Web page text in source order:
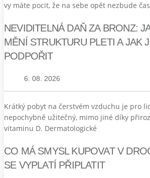
vy máte pocit, že na sebe opět nezbude
NEVIDITELNÁ DAŇ ZA BRONZ:
MĚNÍ STRUKTURU PLETI A JAK
PODPOŘIT
6. 08. 2026
Krátký pobyt na čerstvém vzduchu je pro
nepochybně užitečný, mimo jiné díky
vitaminu D. Dermatologické
CO MÁ SMYSL KUPOVAT V
SE VYPLATÍ PŘIPLATIT